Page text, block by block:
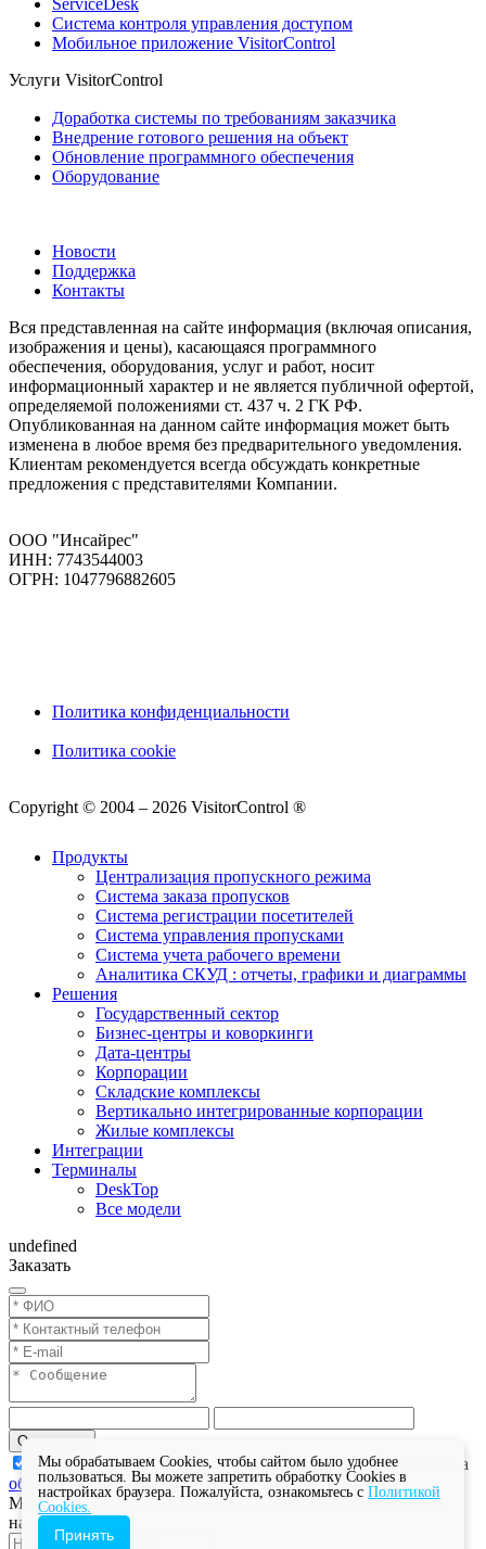
Система контроля управления доступом
Мобильное приложение VisitorControl
Услуги VisitorControl
Доработка системы по требованиям заказчика
Внедрение готового решения на объект
Обновление программного обеспечения
Оборудование
Новости
Поддержка
Контакты
Вся представленная на сайте информация (включая описания,
изображения и цены), касающаяся программного
обеспечения, оборудования, услуг и работ, носит
информационный характер и не является публичной офертой,
определяемой положениями ст. 437 ч. 2 ГК РФ.
Опубликованная на данном сайте информация может быть
изменена в любое время без предварительного уведомления.
Клиентам рекомендуется всегда обсуждать конкретные
предложения с представителями Компании.
ООО "Инсайрес"
ИНН: 7743544003
ОГРН: 1047796882605
Политика конфиденциальности
Политика cookie
Copyright © 2004 – 2026 VisitorControl ®
Продукты
Централизация пропускного режима
Система заказа пропусков
Система регистрации посетителей
Система управления пропусками
Система учета рабочего времени
Аналитика СКУД : отчеты, графики и диаграммы
Решения
Государственный сектор
Бизнес-центры и коворкинги
Дата-центры
Корпорации
Складские комплексы
Вертикально интегрированные корпорации
Жилые комплексы
Интеграции
Терминалы
DeskTop
Все модели
undefined
Заказать
Отправить
Нажимая на кнопку "Отправить", вы даете разрешение на
обработку персональных данных
Мы ответим как можно скорее. Спасибо, что обратились к
нам!
Мы обрабатываем Cookies, чтобы сайтом было удобнее
пользоваться. Вы можете запретить обработку Cookies в
настройках браузера. Пожалуйста, ознакомьтесь с Политикой
Cookies.
Принять